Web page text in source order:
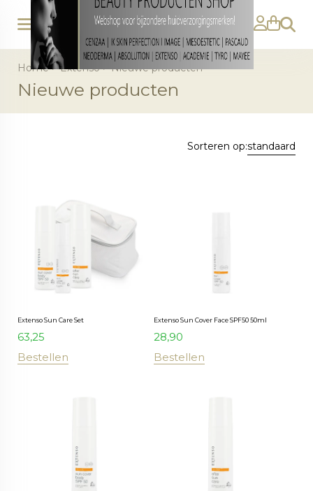
Home>Extenso>Nieuwe producten
Nieuwe producten
Sorteren op:standaard
Extenso Sun Care Set
63,25
Bestellen
Extenso Sun Cover Face SPF50 50ml
28,90
Bestellen